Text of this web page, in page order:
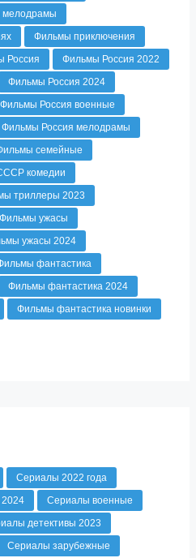
Фильмы приключения
Россия
Фильмы Россия 2022
Фильмы Россия 2024
Фильмы Россия военные
Фильмы Россия мелодрамы
семейные
комедии
триллеры 2023
Фильмы ужасы
ужасы 2024
фантастика
Фильмы фантастика 2024
Фильмы фантастика новинки
Сериалы 2022 года
Сериалы военные
детективы 2023
Сериалы зарубежные